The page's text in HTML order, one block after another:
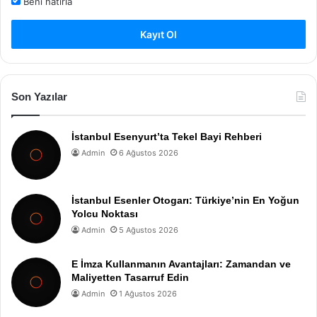
Kayıt Ol
Son Yazılar
İstanbul Esenyurt’ta Tekel Bayi Rehberi
Admin 6 Ağustos 2026
İstanbul Esenler Otogarı: Türkiye’nin En Yoğun
Yolcu Noktası
Admin 5 Ağustos 2026
E İmza Kullanmanın Avantajları: Zamandan ve
Maliyetten Tasarruf Edin
Admin 1 Ağustos 2026